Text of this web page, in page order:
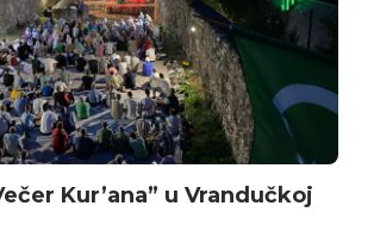
Kur’ana” u Vrandučkoj